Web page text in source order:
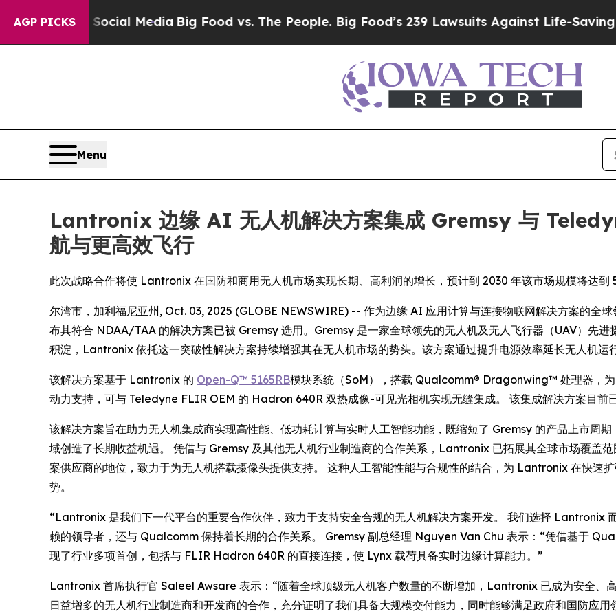
AGP PICKS
Social MediaBig Food vs. The People. Big Food’s 239 Lawsuits Against Life-Saving Policies
Menu
Lantronix 边缘 AI 无人机解决方案集成 Gremsy 与
航与更高效飞行
此次战略合作将使 Lantronix 在国防和商用无人机市场实现长期、高利润的增长，预计到 2030 年该市场规模将达到
尔湾市，加利福尼亚州, Oct. 03, 2025 (GLOBE NEWSWIRE) -- 作为边缘 AI 应用计算与连接物联网解决方案的全球
布其符合 NDAA/TAA 的解决方案已被 Gremsy 选用。Gremsy 是一家全球领先的无人机及无人飞行器（UAV）先
积淀，Lantronix 依托这一突破性解决方案持续增强其在无人机市场的势头。该方案通过提升电源效率延长无人机运
该解决方案基于 Lantronix 的 Open-Q™ 5165RB模块系统（SoM），搭载 Qualcomm® Dragonwing™ 处理器，
动力支持，可与 Teledyne FLIR OEM 的 Hadron 640R 双热成像-可见光相机实现无缝集成。 该集成解决方案目
该解决方案旨在助力无人机集成商实现高性能、低功耗计算与实时人工智能功能，既缩短了 Gremsy 的产品上市周
域创造了长期收益机遇。 凭借与 Gremsy 及其他无人机行业制造商的合作关系，Lantronix 已拓展其全球市场覆盖
案供应商的地位，致力于为无人机搭载摄像头提供支持。 这种人工智能性能与合规性的结合，为 Lantronix 在快速
势。
“Lantronix 是我们下一代平台的重要合作伙伴，致力于支持安全合规的无人机解决方案开发。 我们选择 Lantronix
赖的领导者，还与 Qualcomm 保持着长期的合作关系。 Gremsy 副总经理 Nguyen Van Chu 表示：“凭借基于
现了行业多项首创，包括与 FLIR Hadron 640R 的直接连接，使 Lynx 载荷具备实时边缘计算能力。”
Lantronix 首席执行官 Saleel Awsare 表示：“随着全球顶级无人机客户数量的不断增加，Lantronix 已成为安全、
日益增多的无人机行业制造商和开发商的合作，充分证明了我们具备大规模交付能力，同时能够满足政府和国防应